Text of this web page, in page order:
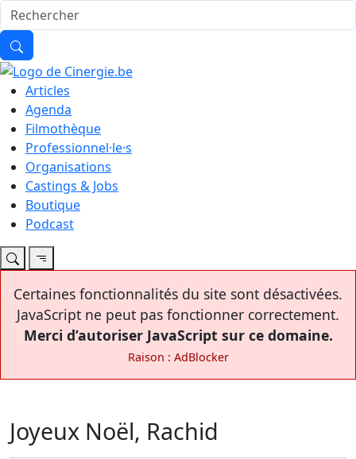
Articles
Agenda
Filmothèque
Professionnel·le·s
Organisations
Castings & Jobs
Boutique
Podcast
Certaines fonctionnalités du site sont désactivées.
JavaScript ne peut pas fonctionner correctement.
Merci d’autoriser JavaScript sur ce domaine.
Raison : AdBlocker
Joyeux Noël, Rachid